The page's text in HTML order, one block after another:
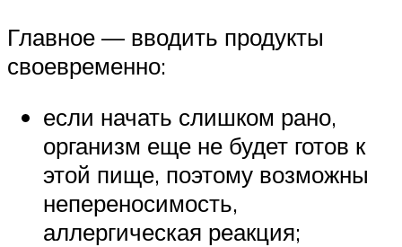
Главное — вводить продукты
своевременно:
если начать слишком рано,
организм еще не будет готов к
этой пище, поэтому возможны
непереносимость,
аллергическая реакция;